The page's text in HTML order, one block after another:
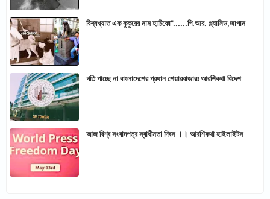
বিশ্বখ্যাত এক কুকুরের নাম হাচিকো"......পি.আর. প্ল্যাসিড,জাপান
গতি পাচ্ছে না বাংলাদেশের প্রধান শেয়ারবাজারঃ আরশিকথা বিদেশ
আজ বিশ্ব সংবাদপত্র স্বাধীনতা দিবস ।। আরশিকথা হাইলাইটস